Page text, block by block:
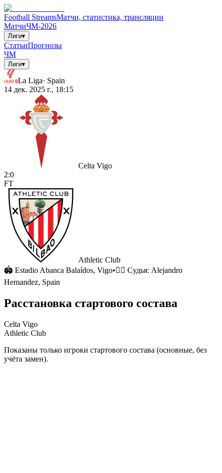
Football StreamsМатчи, статистика, трансляции
МатчиЧМ-2026
Лиги▾
СтатьиПрогнозы
ЧМ
Лиги▾
La Liga· Spain
14 дек. 2025 г., 18:15
Celta Vigo
2:0
FT
Athletic Club
🏟 Estadio Abanca Balaídos, Vigo•🧑‍⚖️ Судья: Alejandro
Hernandez, Spain
Расстановка стартового состава
Celta Vigo
Athletic Club
Показаны только игроки стартового состава (основные, без
учёта замен).